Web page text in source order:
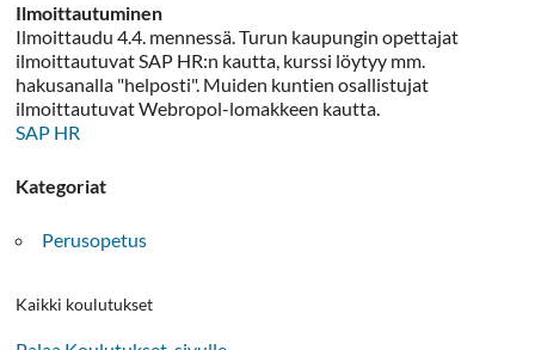
Ilmoittautuminen
Ilmoittaudu 4.4. mennessä. Turun kaupungin opettajat
ilmoittautuvat SAP HR:n kautta, kurssi löytyy mm.
hakusanalla "helposti". Muiden kuntien osallistujat
ilmoittautuvat Webropol-lomakkeen kautta.
SAP HR
Kategoriat
Perusopetus
Kaikki koulutukset